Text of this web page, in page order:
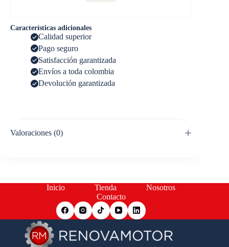
Características adicionales
Calidad superior
Pago seguro
Satisfacción garantizada
Envíos a toda colombia
Devolución garantizada
Valoraciones (0)
Inicio Tienda
Nosotros
Contacto